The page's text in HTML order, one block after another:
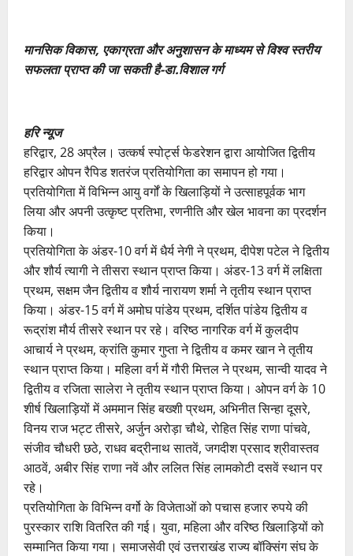
मानसिक विकास, एकाग्रता और अनुशासन के माध्यम से विश्व स्तरीय
सफलता प्राप्त की जा सकती है-डा.विशाल गर्ग
हरि न्यूज
हरिद्वार, 28 अप्रैल। उत्कर्ष स्पोर्ट्स फेडरेशन द्वारा आयोजित द्वितीय
हरिद्वार ओपन रैपिड शतरंज प्रतियोगिता का समापन हो गया।
प्रतियोगिता में विभिन्न आयु वर्गों के खिलाड़ियों ने उत्साहपूर्वक भाग
लिया और अपनी उत्कृष्ट प्रतिभा, रणनीति और खेल भावना का प्रदर्शन
किया।
प्रतियोगिता के अंडर-10 वर्ग में धैर्य नेगी ने प्रथम, दीपेश पटेल ने द्वितीय
और शौर्य त्यागी ने तीसरा स्थान प्राप्त किया। अंडर-13 वर्ग में लक्षिता
प्रथम, सक्षम जैन द्वितीय व शौर्य नारायण शर्मा ने तृतीय स्थान प्राप्त
किया। अंडर-15 वर्ग में अमोघ पांडेय प्रथम, दर्शित पांडेय द्वितीय व
रूद्रांश मौर्य तीसरे स्थान पर रहे। वरिष्ठ नागरिक वर्ग में कुलदीप
आचार्य ने प्रथम, क्रांति कुमार गुप्ता ने द्वितीय व कमर खान ने तृतीय
स्थान प्राप्त किया। महिला वर्ग में गौरी मित्तल ने प्रथम, सान्वी यादव ने
द्वितीय व रजिता सालेरा ने तृतीय स्थान प्राप्त किया। ओपन वर्ग के 10
शीर्ष खिलाड़ियों में अममान सिंह बख्शी प्रथम, अभिनीत सिन्हा दूसरे,
विनय राज भट्ट तीसरे, अर्जुन अरोड़ा चौथे, रोहित सिंह राणा पांचवे,
संजीव चौधरी छठे, राधव बद्रीनाथ सातवें, जगदीश प्रसाद श्रीवास्तव
आठवें, अबीर सिंह राणा नवें और ललित सिंह लामकोटी दसवें स्थान पर
रहे।
प्रतियोगिता के विभिन्न वर्गो के विजेताओं को पचास हजार रुपये की
पुरस्कार राशि वितरित की गई। युवा, महिला और वरिष्ठ खिलाड़ियों को
सम्मानित किया गया। समाजसेवी एवं उत्तराखंड राज्य बॉक्सिंग संघ के